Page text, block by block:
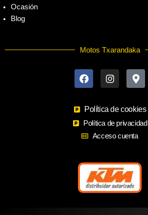
Ocasión
Blog
Motos Txarandaka
a
c
o
o
k
n
s
g
r
a
m
a
p
a
r
k
e
a
Política de cookies
Política de privacidad
Acceso cuenta